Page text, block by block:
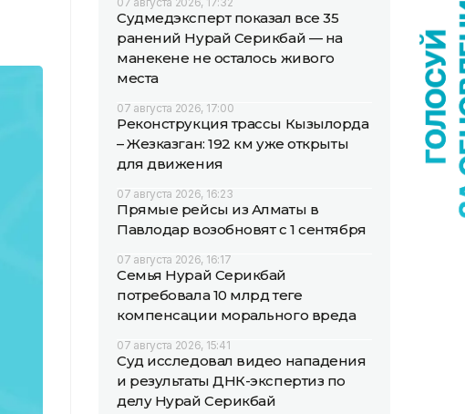
Судмедэксперт показал все 35
ранений Нурай Серикбай — на
манекене не осталось живого
места
07 августа 2026, 17:00
Реконструкция трассы Кызылорда
– Жезказган: 192 км уже открыты
для движения
07 августа 2026, 16:23
Прямые рейсы из Алматы в
Павлодар возобновят с 1 сентября
07 августа 2026, 16:17
Семья Нурай Серикбай
потребовала 10 млрд теңге
компенсации морального вреда
07 августа 2026, 15:41
Суд исследовал видео нападения
и результаты ДНК-экспертиз по
делу Нурай Серикбай